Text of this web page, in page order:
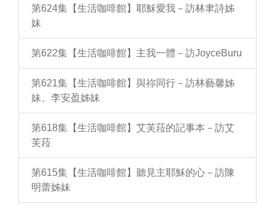
第624集【生活咖啡館】耶穌愛我－訪林聿詩姊
妹
第622集【生活咖啡館】主我一體－訪JoyceBuru
第621集【生活咖啡館】與祢同行－訪林藝馨姊
妹、李安盈姊妹
第618集【生活咖啡館】艾芙菈的記事本－訪艾
芙菈
第615集【生活咖啡館】聽見主耶穌的心－訪陳
明蕾姊妹